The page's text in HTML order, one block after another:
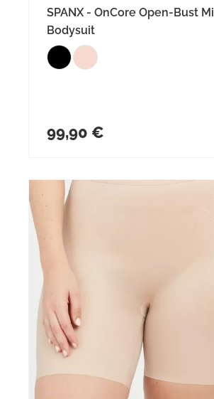
SPANX - OnCore Open-Bust
Bodysuit
99,90 €